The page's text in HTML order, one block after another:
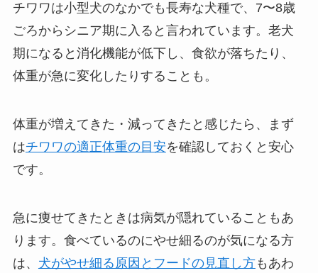
チワワは小型犬のなかでも長寿な犬種で、7〜8歳
ごろからシニア期に入ると言われています。老犬
期になると消化機能が低下し、食欲が落ちたり、
体重が急に変化したりすることも。
体重が増えてきた・減ってきたと感じたら、まず
はチワワの適正体重の目安を確認しておくと安心
です。
急に痩せてきたときは病気が隠れていることもあ
ります。食べているのにやせ細るのが気になる方
は、 犬がやせ細る原因とフードの見直し方もあわ